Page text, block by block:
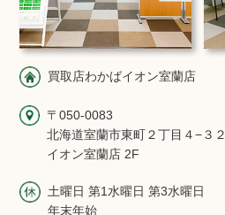
買取店わかばイオン室蘭店
〒050-0083
北海道室蘭市東町２丁目４−３２
イオン室蘭店 2F
土曜日 第1水曜日 第3水曜日
年末年始